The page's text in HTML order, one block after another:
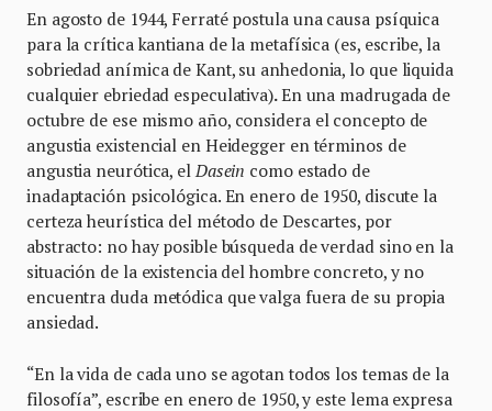
En agosto de 1944, Ferraté postula una causa psíquica
para la crítica kantiana de la metafísica (es, escribe, la
sobriedad anímica de Kant, su anhedonia, lo que liquida
cualquier ebriedad especulativa).En una madrugada de
octubre de ese mismo año, considera el concepto de
angustia existencial en Heidegger en términos de
angustia neurótica, el Dasein como estado de
inadaptación psicológica. En enero de 1950, discute la
certeza heurística del método de Descartes, por
abstracto: no hay posible búsqueda de verdad sino en la
situación de la existencia del hombre concreto, y no
encuentra duda metódica que valga fuera de su propia
ansiedad.
“En la vida de cada uno se agotan todos los temas de la
filosofía”, escribe en enero de 1950, y este lema expresa